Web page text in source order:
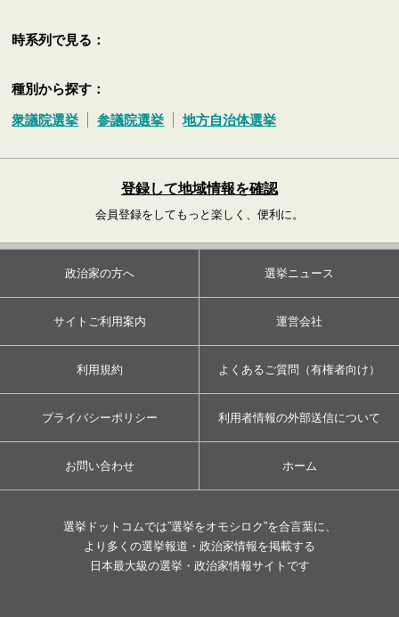
時系列で見る：
種別から探す：
衆議院選挙 参議院選挙 地方自治体選挙
登録して地域情報を確認
会員登録をしてもっと楽しく、便利に。
政治家の方へ 選挙ニュース
サイトご利用案内 運営会社
利用規約 よくあるご質問（有権者向け）
プライバシーポリシー 利用者情報の外部送信について
お問い合わせ ホーム
選挙ドットコムでは”選挙をオモシロク”を合言葉に、
より多くの選挙報道・政治家情報を掲載する
日本最大級の選挙・政治家情報サイトです